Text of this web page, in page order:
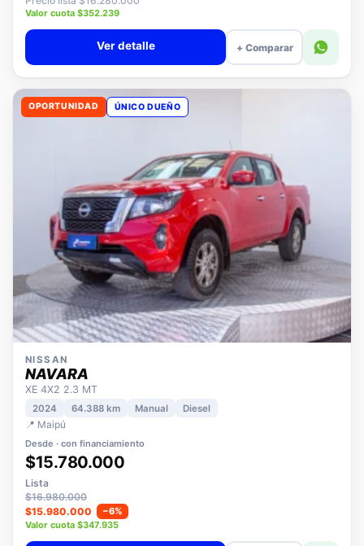
Precio lista $16.280.000
Valor cuota $352.239
+ Comparar
OPORTUNIDAD
NISSAN
NAVARA
XE 4X2 2.3 MT
2024
📍 Maipú
Desde · con financiamiento
$15.780.000
Lista
$16.980.000
$15.980.000
−6%
Valor cuota $347.935